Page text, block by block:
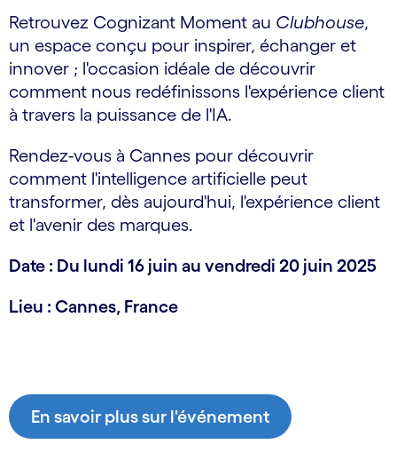
Retrouvez Cognizant Moment au Clubhouse,
un espace conçu pour inspirer, échanger et
innover ; l'occasion idéale de découvrir
comment nous redéfinissons l'expérience client
à travers la puissance de l'IA.
Rendez-vous à Cannes pour découvrir
comment l'intelligence artificielle peut
transformer, dès aujourd'hui, l'expérience client
et l'avenir des marques.
Date : Du lundi 16 juin au vendredi 20 juin 2025
Lieu : Cannes, France
En savoir plus sur l'événement